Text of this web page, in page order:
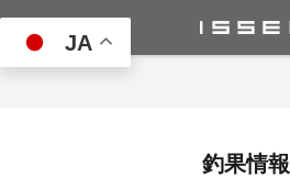
JA
釣果情報